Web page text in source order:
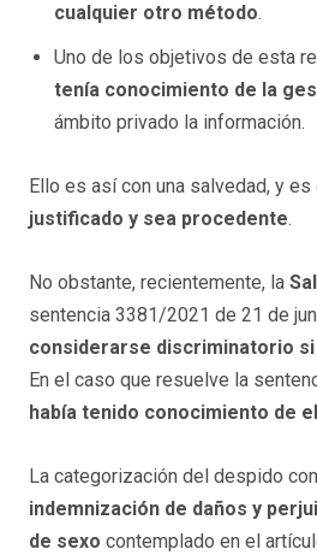
cualquier otro método.
Uno de los objetivos de esta
tenía conocimiento de la
ámbito privado la información.
Ello es así con una salvedad, y es
justificado y sea procedente.
No obstante, recientemente, la
sentencia 3381/2021 de 21 de
considerarse discriminatorio
En el caso que resuelve la
había tenido conocimiento de
La categorización del despido
indemnización de daños y
de sexo contemplado en el